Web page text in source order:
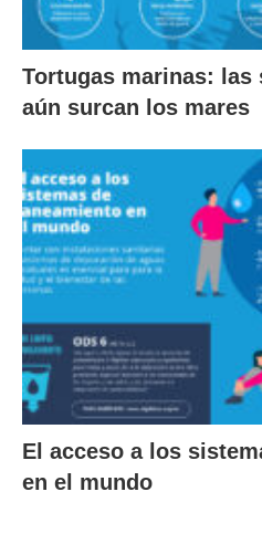
Tortugas marinas: las
aún surcan los mares
El acceso a los
en el mundo